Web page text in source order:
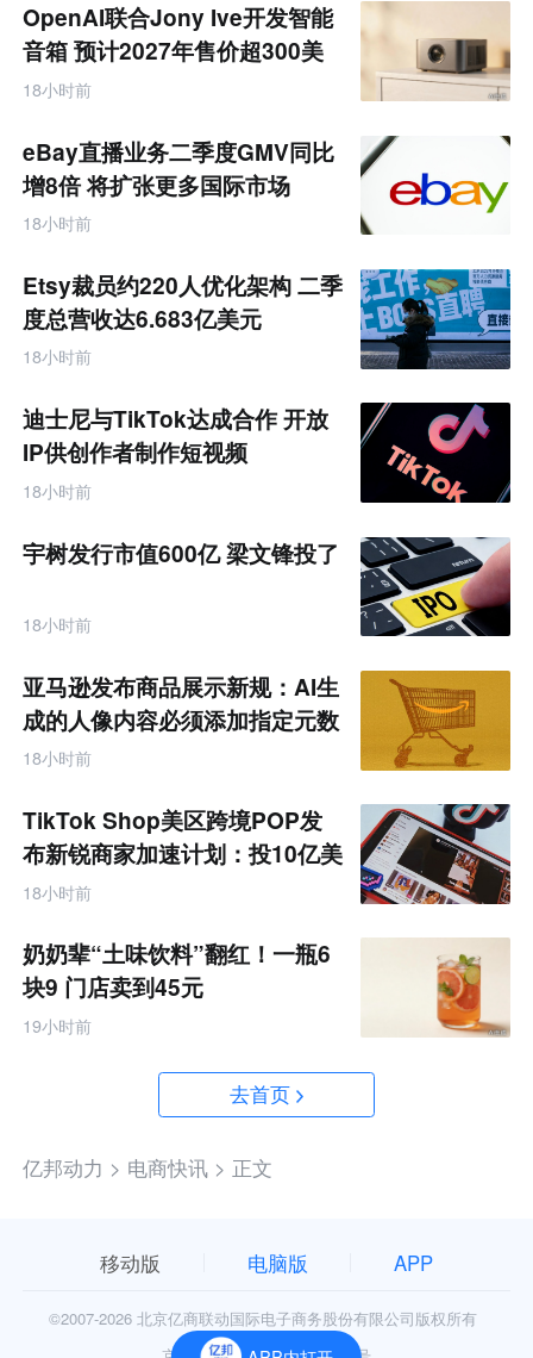
OpenAI联合Jony Ive开发智能
音箱 预计2027年售价超300美
元
18小时前
eBay直播业务二季度GMV同比
增8倍 将扩张更多国际市场
18小时前
Etsy裁员约220人优化架构 二季
度总营收达6.683亿美元
18小时前
迪士尼与TikTok达成合作 开放
IP供创作者制作短视频
18小时前
宇树发行市值600亿 梁文锋投了
18小时前
亚马逊发布商品展示新规：AI生
成的人像内容必须添加指定元数
据
18小时前
TikTok Shop美区跨境POP发
布新锐商家加速计划：投10亿美
金资源帮扶四类商家
18小时前
奶奶辈“土味饮料”翻红！一瓶6
块9 门店卖到45元
19小时前
去首页
亿邦动力 > 电商快讯 > 正文
移动版 电脑版 APP
©2007-2026 北京亿商联动国际电子商务股份有限公司版权所有